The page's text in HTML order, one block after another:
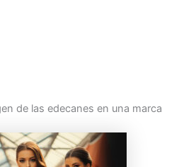
de las edecanes en una marca